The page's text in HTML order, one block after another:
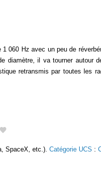
060 Hz avec un peu de
diamètre, il va tourner autour
retransmis par toutes les
SpaceX, etc.). Catégorie UCS :